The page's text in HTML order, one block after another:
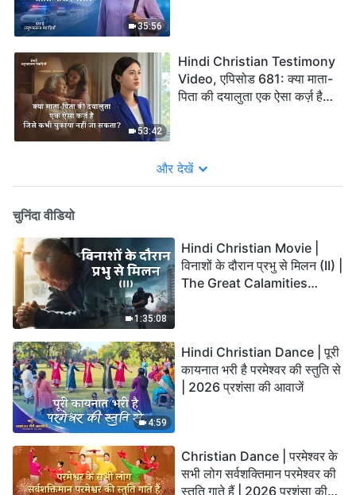
35:56
53:42
Hindi Christian Testimony
Video, एपिसोड 681: क्या माता-
पिता की दयालुता एक ऐसा कर्ज़ है
और देखें
चुनिंदा वीडियो
1:35:08
Hindi Christian Movie |
विनाशों के दौरान प्रभु से मिलन (II) |
The Great Calamities
4:59
Hindi Christian Dance | पूरी
कायनात भरी है परमेश्वर की स्तुति से
| 2026 प्रशंसा की आवाजें
Christian Dance | परमेश्वर के
सभी लोग सर्वशक्तिमान परमेश्वर की
स्तुति गाते हैं | 2026 प्रशंसा की